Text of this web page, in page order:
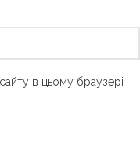
в цьому браузері